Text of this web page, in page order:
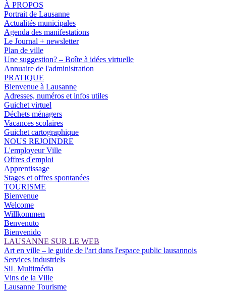
À PROPOS
Portrait de Lausanne
Actualités municipales
Agenda des manifestations
Le Journal + newsletter
Plan de ville
Une suggestion? – Boîte à idées virtuelle
Annuaire de l'administration
PRATIQUE
Bienvenue à Lausanne
Adresses, numéros et infos utiles
Guichet virtuel
Déchets ménagers
Vacances scolaires
Guichet cartographique
NOUS REJOINDRE
L'employeur Ville
Offres d'emploi
Apprentissage
Stages et offres spontanées
TOURISME
Bienvenue
Welcome
Willkommen
Benvenuto
Bienvenido
LAUSANNE SUR LE WEB
Art en ville – le guide de l'art dans l'espace public lausannois
Services industriels
SiL Multimédia
Vins de la Ville
Lausanne Tourisme